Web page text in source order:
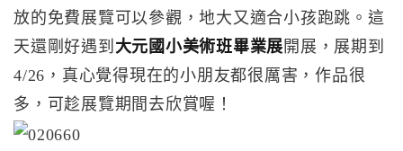
放的免費展覽可以參觀，地大又適合小孩跑跳。這
天還剛好遇到 大元國小美術班畢業展 開展，展期到
4/26，真心覺得現在的小朋友都很厲害，作品很
多，可趁展覽期間去欣賞喔！